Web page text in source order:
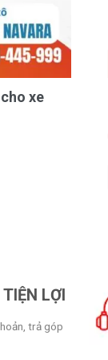
xe
LỢI
trả góp